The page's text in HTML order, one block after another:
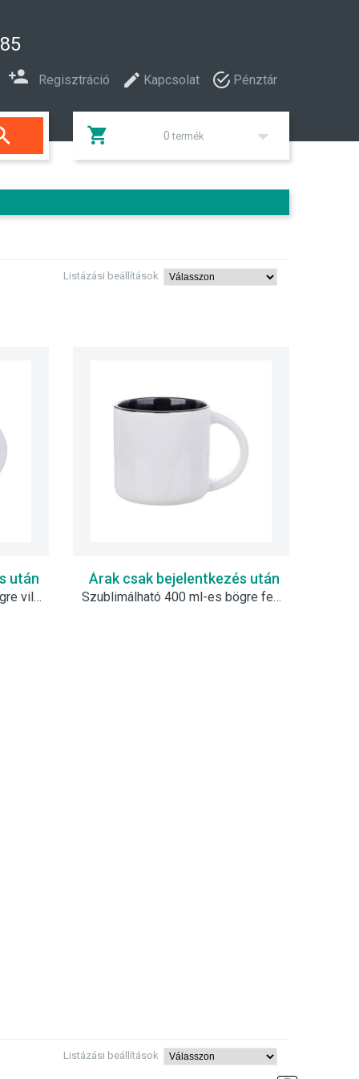
Regisztráció Kapcsolat Pénztár
0 termék
Listázási beállítások
után
Szublimálható 400 ml-es bögre világos kék belső résszel
Árak csak bejelentkezés után
Szublimálható 400 ml-es bögre fekete belső résszel
Listázási beállítások